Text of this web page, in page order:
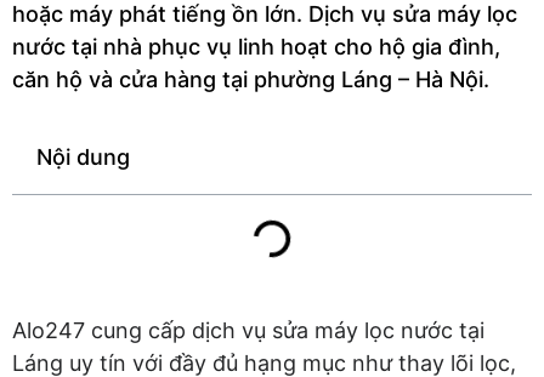
hoặc máy phát tiếng ồn lớn. Dịch vụ sửa máy lọc
nước tại nhà phục vụ linh hoạt cho hộ gia đình,
căn hộ và cửa hàng tại phường Láng – Hà Nội.
Nội dung
Alo247 cung cấp dịch vụ sửa máy lọc nước tại
Láng uy tín với đầy đủ hạng mục như thay lõi lọc,